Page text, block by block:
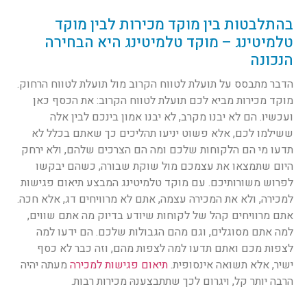
בהתלבטות בין מוקד מכירות לבין מוקד
טלמיטינג – מוקד טלמיטינג היא הבחירה
הנכונה
הדבר מתבסס על תועלת לטווח הקרוב מול תועלת לטווח הרחוק.
מוקד מכירות מביא לכם תועלת לטווח הקרוב: את הכסף כאן
ועכשיו. הם לא יבנו מקרב, לא יבנו אמון בינכם לבין אלה
ששילמו לכם, אלא פשוט יניעו תהליכים כך שאתם בכלל לא
תדעו מי הם הלקוחות שלכם ומה הם הצרכים שלהם, ולא ירחק
היום שתמצאו את עצמכם מול שוקת שבורה, כשהם יבקשו
לפרוש משורותיכם. עם מוקד טלמיטינג המבצע תיאום פגישות
למכירה, ולא את המכירה עצמה, אתם לא מרוויחים דג, אלא חכה.
אתם מרוויחים קהל של לקוחות שיודע בדיוק מה אתם שווים,
למה אתם מסוגלים, וגם מהם הגבולות שלכם. הם ידעו למה
לצפות מכם ואתם תדעו למה לצפות מהם, וזה כבר לא כסף
ישיר, אלא תשואה אינסופית.תיאום פגישות למכירה מעתה יהיה
הרבה יותר קל, ויגרום לכך שתתבצענהּ מכירות רבות.